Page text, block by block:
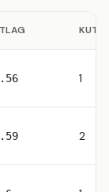
1
2